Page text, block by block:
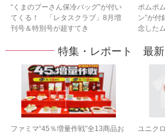
“くまのプーさん保冷バッグ”が付い
てくる！ 「レタスクラブ」8月増
刊号＆特別号が超すてき
ポムポ
ン”が
念した
特集・レポート 最新
ファミマ“45％増量作戦”全13商品お
ユニク